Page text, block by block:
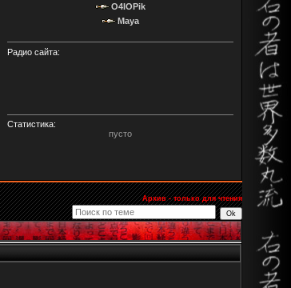
O4IOPik
Maya
Радио сайта:
Статистика:
пусто
Архив - только для чтения